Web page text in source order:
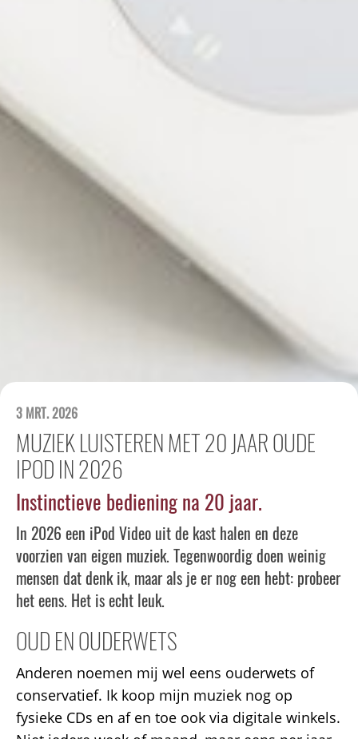
3 MRT. 2026
MUZIEK LUISTEREN MET 20 JAAR OUDE
IPOD IN 2026
Instinctieve bediening na 20 jaar.
In 2026 een iPod Video uit de kast halen en deze
voorzien van eigen muziek. Tegenwoordig doen weinig
mensen dat denk ik, maar als je er nog een hebt: probeer
het eens. Het is echt leuk.
OUD EN OUDERWETS
Anderen noemen mij wel eens ouderwets of
conservatief. Ik koop mijn muziek nog op
fysieke CDs en af en toe ook via digitale winkels.